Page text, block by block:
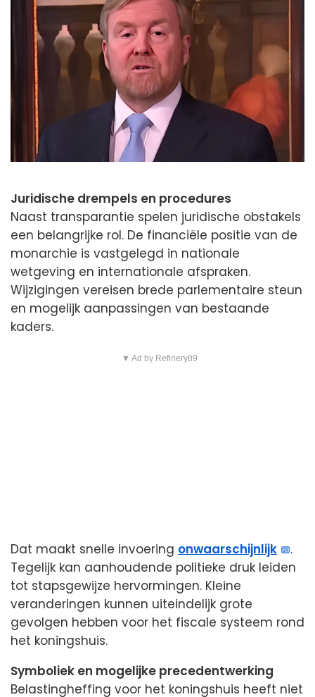
Juridische drempels en procedures
Naast transparantie spelen juridische obstakels
een belangrijke rol. De financiële positie van de
monarchie is vastgelegd in nationale
wetgeving en internationale afspraken.
Wijzigingen vereisen brede parlementaire steun
en mogelijk aanpassingen van bestaande
kaders.
▼ Ad by Refinery89
Dat maakt snelle invoering onwaarschijnlijk
.
Tegelijk kan aanhoudende politieke druk leiden
tot stapsgewijze hervormingen. Kleine
veranderingen kunnen uiteindelijk grote
gevolgen hebben voor het fiscale systeem rond
het koningshuis.
Symboliek en mogelijke precedentwerking
Belastingheffing voor het koningshuis heeft niet